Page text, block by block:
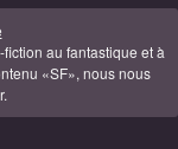
au fantastique et à
«SF», nous nous